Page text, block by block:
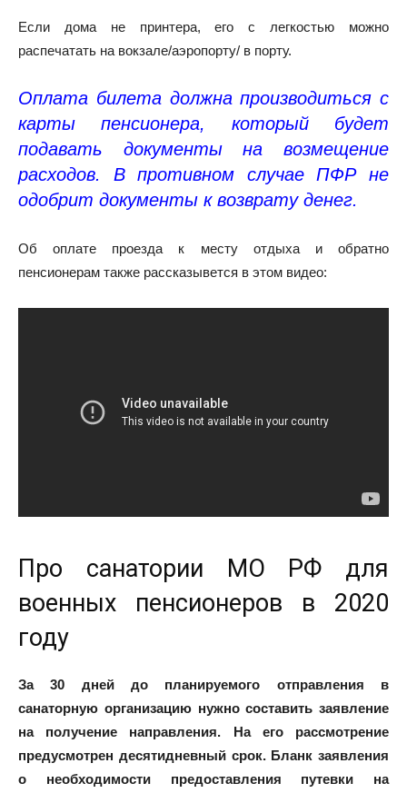
Если дома не принтера, его с легкостью можно
распечатать на вокзале/аэропорту/ в порту.
Оплата билета должна производиться с
карты пенсионера, который будет
подавать документы на возмещение
расходов. В противном случае ПФР не
одобрит документы к возврату денег.
Об оплате проезда к месту отдыха и обратно
пенсионерам также рассказывется в этом видео:
Про санатории МО РФ для
военных пенсионеров в 2020
году
За 30 дней до планируемого отправления в
санаторную организацию нужно составить заявление
на получение направления. На его рассмотрение
предусмотрен десятидневный срок. Бланк заявления
о необходимости предоставления путевки на